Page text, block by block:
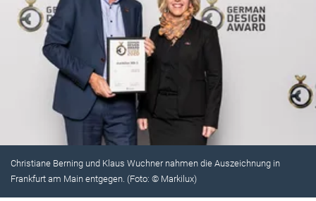
Christiane Berning und Klaus Wuchner nahmen die Auszeichnung in
Frankfurt am Main entgegen. (Foto: © Markilux)